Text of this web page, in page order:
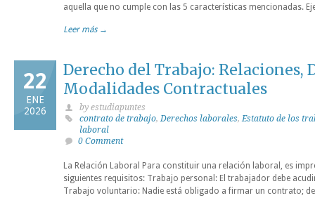
aquella que no cumple con las 5 características mencionadas.
Leer más →
22
ENE
2026
Derecho del Trabajo: Relaciones,
Modalidades Contractuales
by estudiapuntes
contrato de trabajo,Derechos laborales,Estatuto de los
laboral
0 Comment
La Relación Laboral Para constituir una relación laboral, es
siguientes requisitos: Trabajo personal: El trabajador debe
Trabajo voluntario: Nadie está obligado a firmar un contrato;